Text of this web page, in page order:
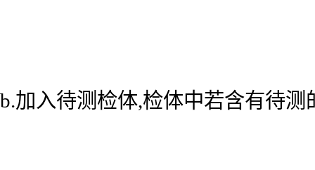
b.加入待测检体,检体中若含有待